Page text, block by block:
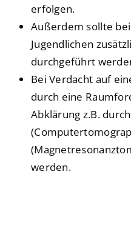
erfolgen.
Außerdem sollte
Jugendlichen
durchgeführt
Bei Verdacht auf
durch eine
Abklärung z.B.
werden.